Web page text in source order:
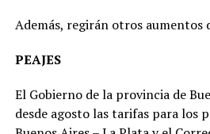
Además, regirán otros aumentos
PEAJES
El Gobierno de la provincia de
desde agosto las tarifas para los